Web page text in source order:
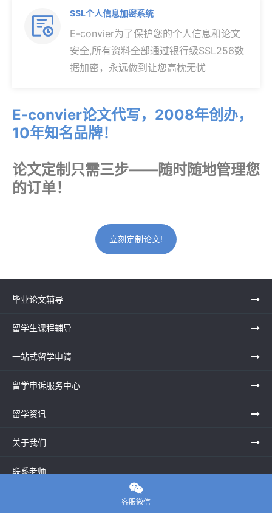

SSL个人信息加密系统
E-convier为了保护您的个人信息和论文
安全,所有资料全部通过银行级SSL256数
据加密，永远做到让您高枕无忧
E-convier论文代写，2008年创办，
10年知名品牌！
论文定制只需三步——随时随地管理您
的订单！
立刻定制论文!
毕业论文辅导
留学生课程辅导
一站式留学申请
留学申诉服务中心
留学资讯
关于我们
联系老师

客服微信